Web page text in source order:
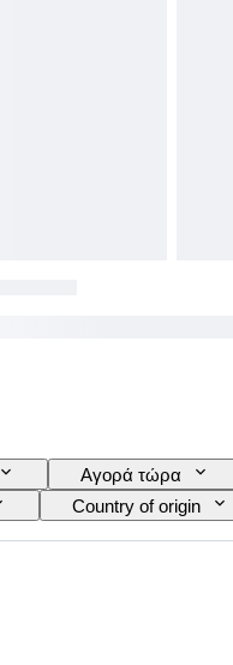
Αγορά τώρα
Country of origin
Έκδοση